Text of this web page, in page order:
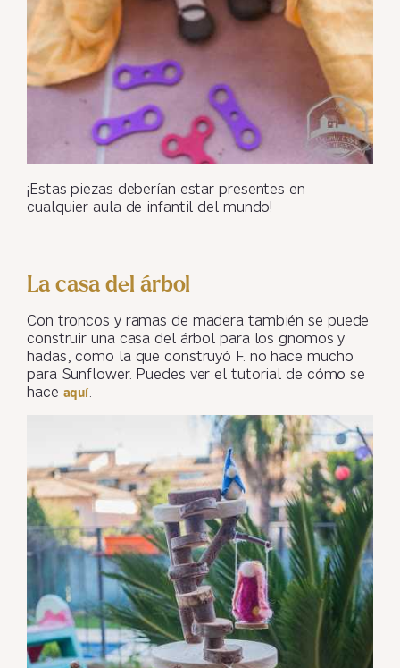
¡Estas piezas deberían estar presentes en
cualquier aula de infantil del mundo!
La casa del árbol
Con troncos y ramas de madera también se puede
construir una casa del árbol para los gnomos y
hadas, como la que construyó F. no hace mucho
para Sunflower. Puedes ver el tutorial de cómo se
hace aquí.